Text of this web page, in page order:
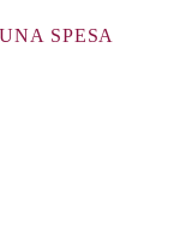
SPESA